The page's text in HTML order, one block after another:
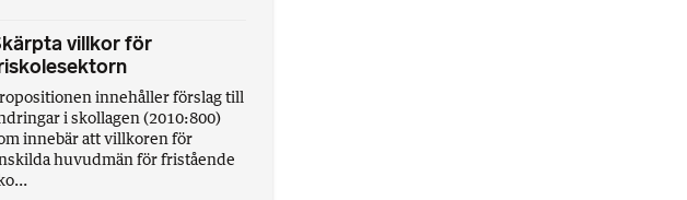
villkor för
innehåller förslag till
i skollagen (2010:800)
innebär att villkoren för
huvudmän för fristående